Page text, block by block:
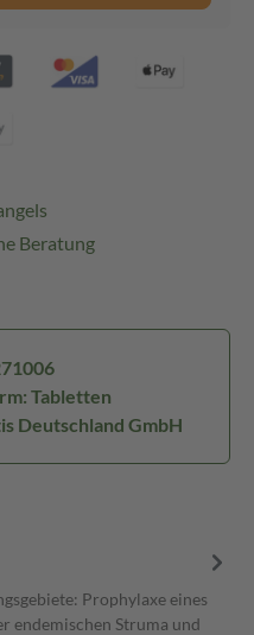
Beratung
Tabletten
Deutschland GmbH
Prophylaxe eines
endemischen Struma und